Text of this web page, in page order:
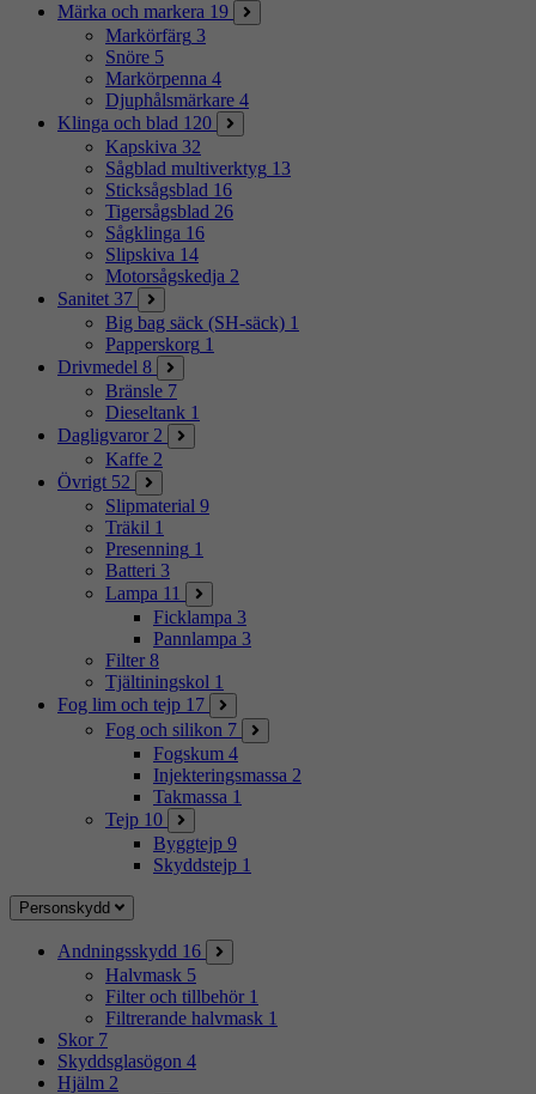
Märka och markera 19
Markörfärg 3
Snöre 5
Markörpenna 4
Djuphålsmärkare 4
Klinga och blad 120
Kapskiva 32
Sågblad multiverktyg 13
Sticksågsblad 16
Tigersågsblad 26
Sågklinga 16
Slipskiva 14
Motorsågskedja 2
Sanitet 37
Big bag säck (SH-säck) 1
Papperskorg 1
Drivmedel 8
Bränsle 7
Dieseltank 1
Dagligvaror 2
Kaffe 2
Övrigt 52
Slipmaterial 9
Träkil 1
Presenning 1
Batteri 3
Lampa 11
Ficklampa 3
Pannlampa 3
Filter 8
Tjältiningskol 1
Fog lim och tejp 17
Fog och silikon 7
Fogskum 4
Injekteringsmassa 2
Takmassa 1
Tejp 10
Byggtejp 9
Skyddstejp 1
Personskydd
Andningsskydd 16
Halvmask 5
Filter och tillbehör 1
Filtrerande halvmask 1
Skor 7
Skyddsglasögon 4
Hjälm 2